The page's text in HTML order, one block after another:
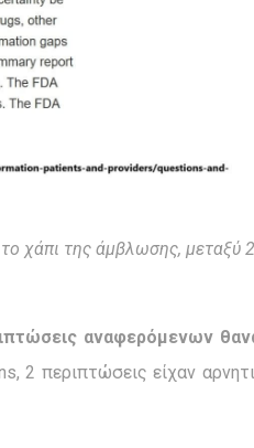
χάπι της άμβλωσης, μεταξύ
αναφερόμενων
περιπτώσεις είχαν